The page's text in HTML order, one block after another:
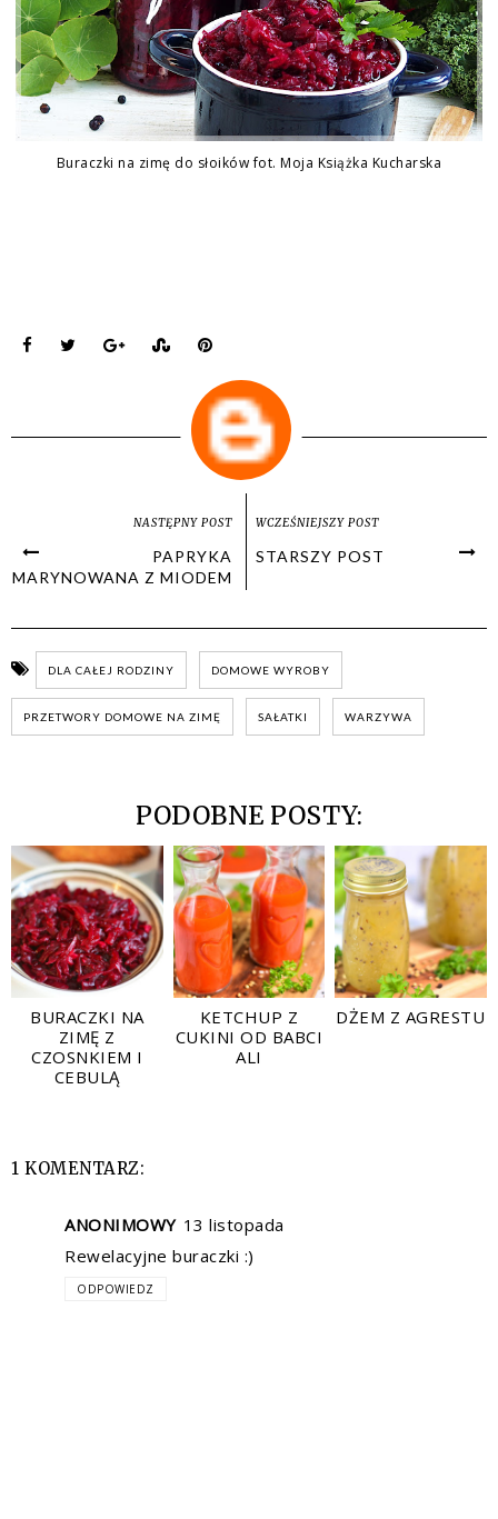
Buraczki na zimę do słoików fot. Moja Książka Kucharska
NASTĘPNY POST
PAPRYKA
MARYNOWANA Z MIODEM
WCZEŚNIEJSZY POST
STARSZY POST
DLA CAŁEJ RODZINY DOMOWE WYROBY
PRZETWORY DOMOWE NA ZIMĘ SAŁATKI WARZYWA
PODOBNE POSTY:
BURACZKI NA
ZIMĘ Z
CZOSNKIEM I
CEBULĄ
KETCHUP Z
CUKINI OD BABCI
ALI
DŻEM Z AGRESTU
1 KOMENTARZ:
ANONIMOWY 13 listopada
Rewelacyjne buraczki :)
ODPOWIEDZ